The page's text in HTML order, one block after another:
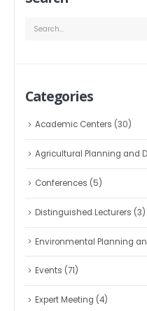
Categories
Academic Centers (30)
Agricultural Planning and
Conferences (5)
Distinguished Lecturers (3)
Environmental Planning
Events (71)
Expert Meeting (4)